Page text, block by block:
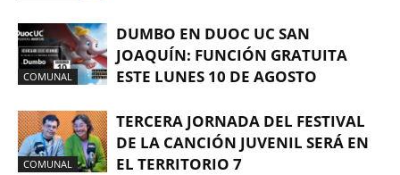
COMUNAL
DUMBO EN DUOC UC SAN
JOAQUÍN: FUNCIÓN GRATUITA
ESTE LUNES 10 DE AGOSTO
COMUNAL
TERCERA JORNADA DEL FESTIVAL
DE LA CANCIÓN JUVENIL SERÁ EN
EL TERRITORIO 7